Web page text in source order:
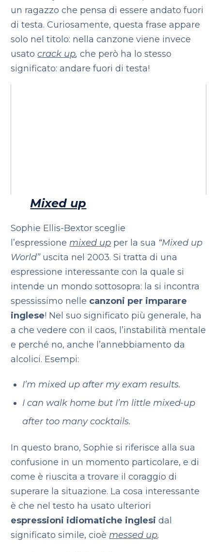
un ragazzo che pensa di essere andato fuori
di testa. Curiosamente, questa frase appare
solo nel titolo: nella canzone viene invece
usatocrack up,che però ha lo stesso
significato: andare fuori di testa!
Mixed up
Sophie Ellis-Bextor sceglie
l’espressione mixed up per la sua “Mixed up
World” uscita nel 2003. Si tratta di una
espressione interessante con la quale si
intende un mondo sottosopra: la si incontra
spessissimo nelle canzoni per imparare
inglese! Nel suo significato più generale, ha
a che vedere con il caos, l’instabilità mentale
e perché no, anche l’annebbiamento da
alcolici. Esempi:
I’m mixed up after my exam results.
I can walk home but I’m little mixed-up
after too many cocktails.
In questo brano, Sophie si riferisce alla sua
confusione in un momento particolare, e di
come è riuscita a trovare il coraggio di
superare la situazione. La cosa interessante
è che nel testo ha usato ulteriori
espressioni idiomatiche inglesi dal
significato simile, cioè messed up.